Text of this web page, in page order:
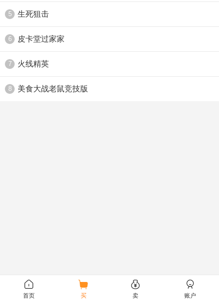
5 生死狙击
6 皮卡堂过家家
7 火线精英
8 美食大战老鼠竞技版
首页 买 卖 账户